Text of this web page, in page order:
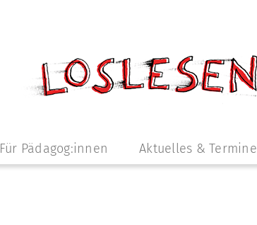
Für Pädagog:innen Aktuelles & Termine